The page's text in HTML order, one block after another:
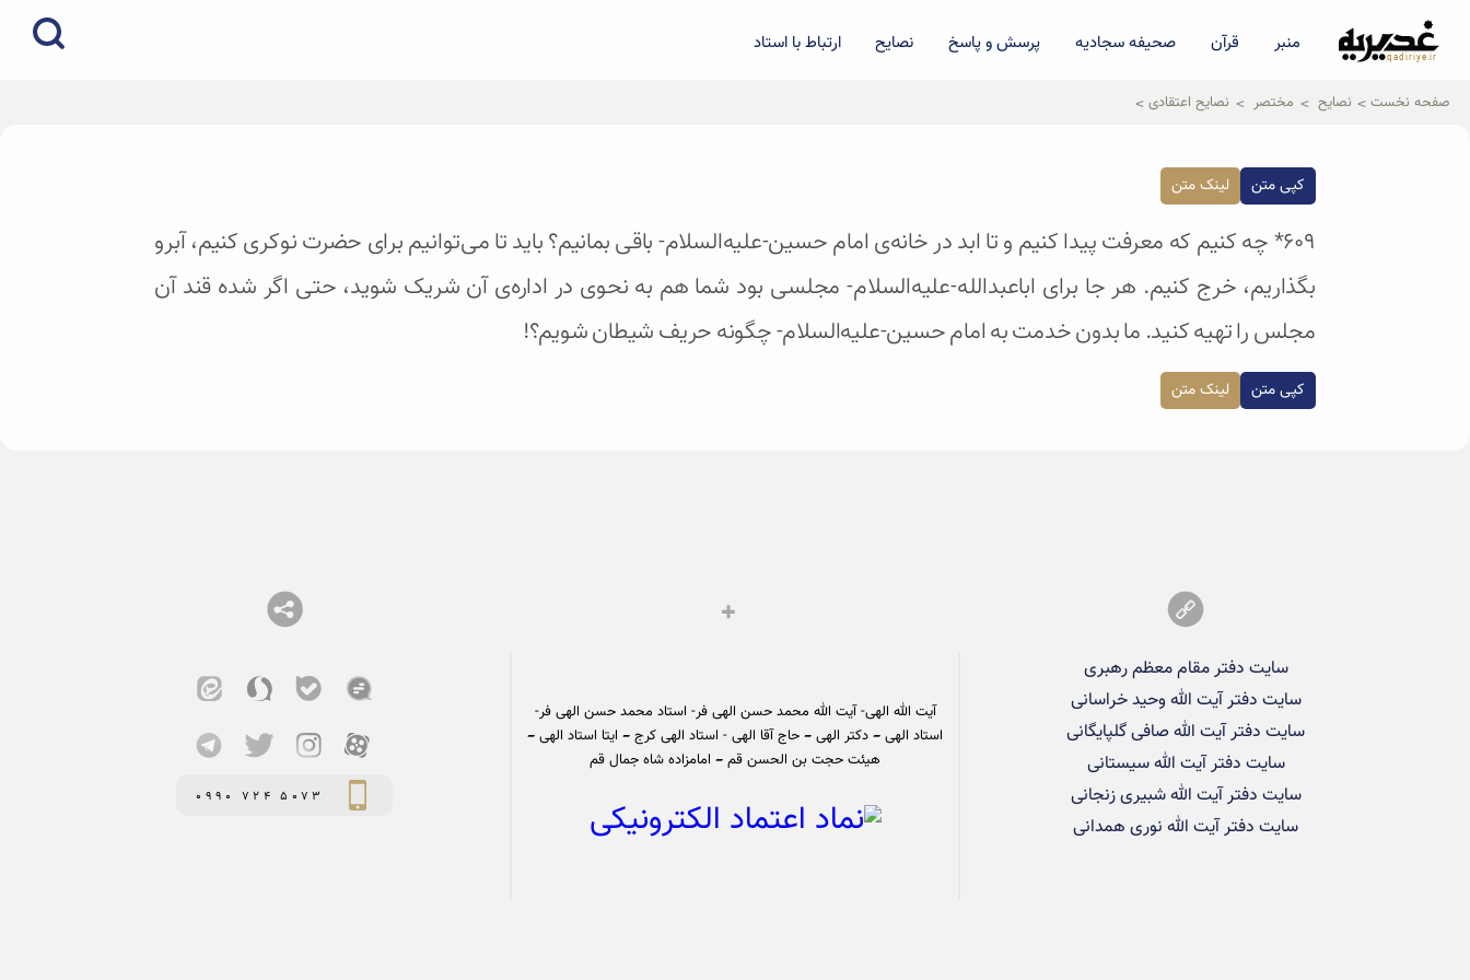
qadiriye.ir
نشریه ی غدیریه-بیانات استاد
منبر قرآن صحیفه سجادیه پرسش و پاسخ نصایح ارتباط با استاد
صفحه نخست نصایح مختصر نصایح اعتقادی
کپی متن لینک متن
۶۰۹* چه کنیم که معرفت پیدا کنیم و تا ابد در خانه‌ی امام حسین-علیه‌السلام- باقی بمانیم؟ باید تا می‌توانیم برای حضرت نوکری کنیم، آبرو
بگذاریم، خرج کنیم. هر جا برای اباعبدالله-علیه‌السلام- مجلسی بود شما هم به نحوی در اداره‌ی آن شریک شوید، حتی اگر شده قند آن
مجلس را تهیه کنید. ما بدون خدمت به امام حسین-علیه‌السلام- چگونه حریف شیطان شویم؟!
کپی متن لینک متن
سایت دفتر مقام معظم رهبری
سایت دفتر آیت الله وحید خراسانی
سایت دفتر آیت الله صافی گلپایگانی
سایت دفتر آیت الله سیستانی
سایت دفتر آیت الله شبیری زنجانی
سایت دفتر آیت الله نوری همدانی
آیت الله الهی- آیت الله محمد حسن الهی فر- استاد محمد حسن الهی فر-
استاد الهی – دکتر الهی – حاج آقا الهی - استاد الهی کرج – ایتا استاد الهی –
هیئت حجت بن الحسن قم – امامزاده شاه جمال قم
0990 724 5073